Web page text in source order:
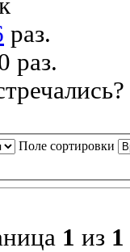
раз.
раз.
Поле сортировки
1 из 1